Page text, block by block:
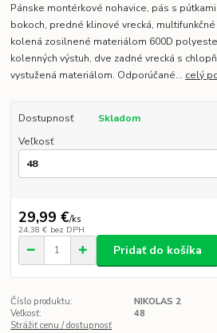
Pánske montérkové nohavice, pás s
bokoch, predné klinové vrecká,
kolená zosilnené materiálom 600D
kolenných výstuh, dve zadné vrecká s
vystužená materiálom. Odporúčané... celý
Dostupnosť
Skladom
Veľkosť
29,99 €/ks
24,38 € bez DPH
Pridať do košíka
Číslo produktu:
NIKOLAS 2
Veľkosť:
48
Strážiť cenu / dostupnosť